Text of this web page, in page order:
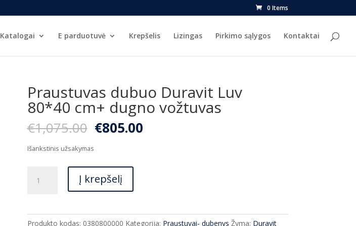
0 Items
Katalogai E parduotuvė Krepšelis Lizingas Pirkimo sąlygos Kontaktai
Praustuvas dubuo Duravit Luv
80*40 cm+ dugno vožtuvas
€1,075.00 Original
price
€1,075.00.
€805.00Current
Išankstinis užsakymas
kiekis:
Duravit
Į krepšelį
Produkto kodas: 0380800000 Kategorija: Praustuvai- dubenys Žyma: Duravit